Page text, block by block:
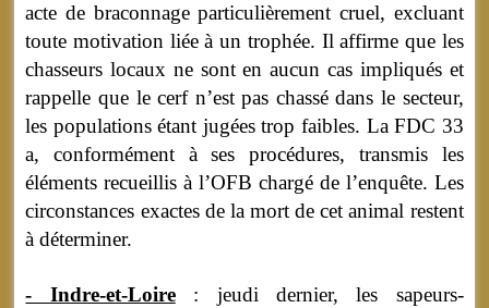
acte de braconnage particulièrement cruel, excluant
toute motivation liée à un trophée. Il affirme que les
chasseurs locaux ne sont en aucun cas impliqués et
rappelle que le cerf n’est pas chassé dans le secteur,
les populations étant jugées trop faibles. La FDC 33
a, conformément à ses procédures, transmis les
éléments recueillis à l’OFB chargé de l’enquête. Les
circonstances exactes de la mort de cet animal restent
à déterminer.
- Indre-et-Loire: jeudi dernier, les sapeurs-